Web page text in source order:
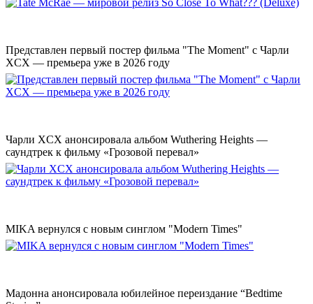
Представлен первый постер фильма "The Moment" с Чарли
XCX — премьера уже в 2026 году
Чарли XCX анонсировала альбом Wuthering Heights —
саундтрек к фильму «Грозовой перевал»
MIKA вернулся с новым синглом "Modern Times"
Мадонна анонсировала юбилейное переиздание “Bedtime